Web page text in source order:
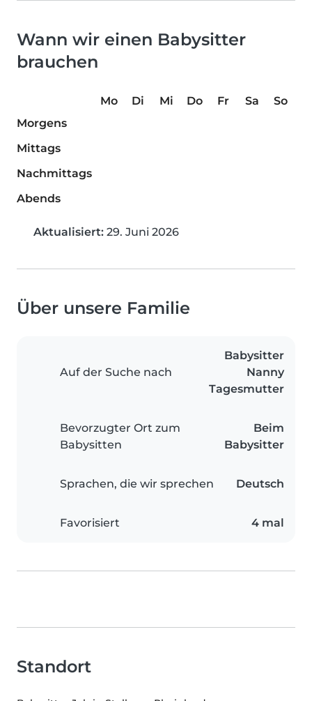
Wann wir einen Babysitter
brauchen
Mo Di Mi Do Fr Sa
So
Morgens
Mittags
Nachmittags
Abends
Aktualisiert: 29. Juni 2026
Über unsere Familie
Auf der Suche nach
Babysitter
Nanny
Tagesmutter
Bevorzugter Ort zum
Babysitten
Beim
Babysitter
Sprachen, die wir sprechen Deutsch
Favorisiert 4 mal
Standort